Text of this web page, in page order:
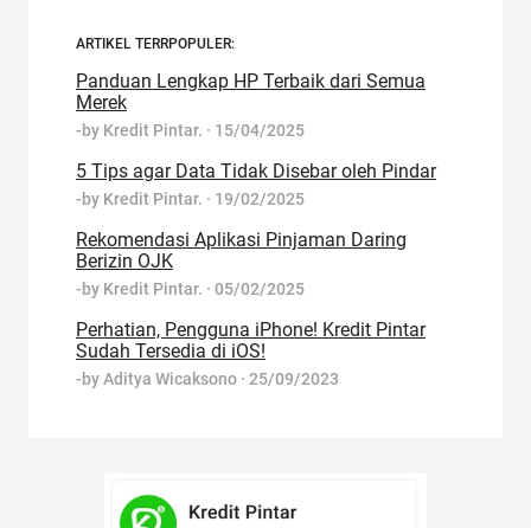
ARTIKEL TERRPOPULER:
Panduan Lengkap HP Terbaik dari Semua
Merek
-by Kredit Pintar. · 15/04/2025
5 Tips agar Data Tidak Disebar oleh Pindar
-by Kredit Pintar. · 19/02/2025
Rekomendasi Aplikasi Pinjaman Daring
Berizin OJK
-by Kredit Pintar. · 05/02/2025
Perhatian, Pengguna iPhone! Kredit Pintar
Sudah Tersedia di iOS!
-byAditya Wicaksono · 25/09/2023